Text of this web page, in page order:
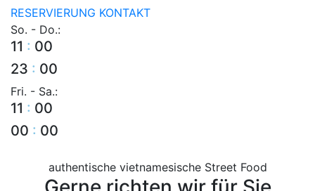
RESERVIERUNG KONTAKT
So. - Do.:
11 : 00
23 : 00
Fri. - Sa.:
11 : 00
00 : 00
authentische vietnamesische Street Food